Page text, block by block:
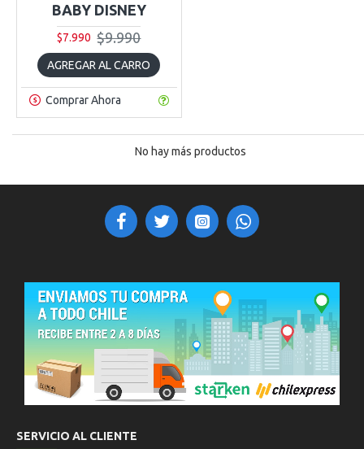
BABY DISNEY
$7.990 $9.990
AGREGAR AL CARRO
Comprar Ahora
No hay más productos
SERVICIO AL CLIENTE